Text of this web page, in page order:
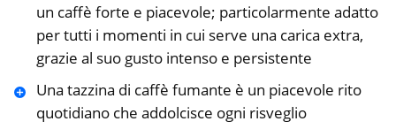
un caffè forte e piacevole; particolarmente adatto
per tutti i momenti in cui serve una carica extra,
grazie al suo gusto intenso e persistente
Una tazzina di caffè fumante è un piacevole rito
quotidiano che addolcisce ogni risveglio